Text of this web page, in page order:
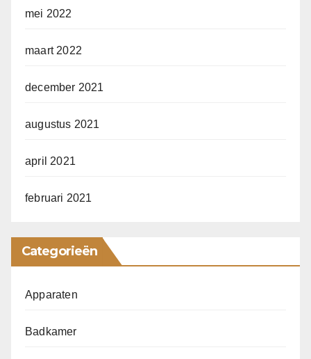
mei 2022
maart 2022
december 2021
augustus 2021
april 2021
februari 2021
Categorieën
Apparaten
Badkamer